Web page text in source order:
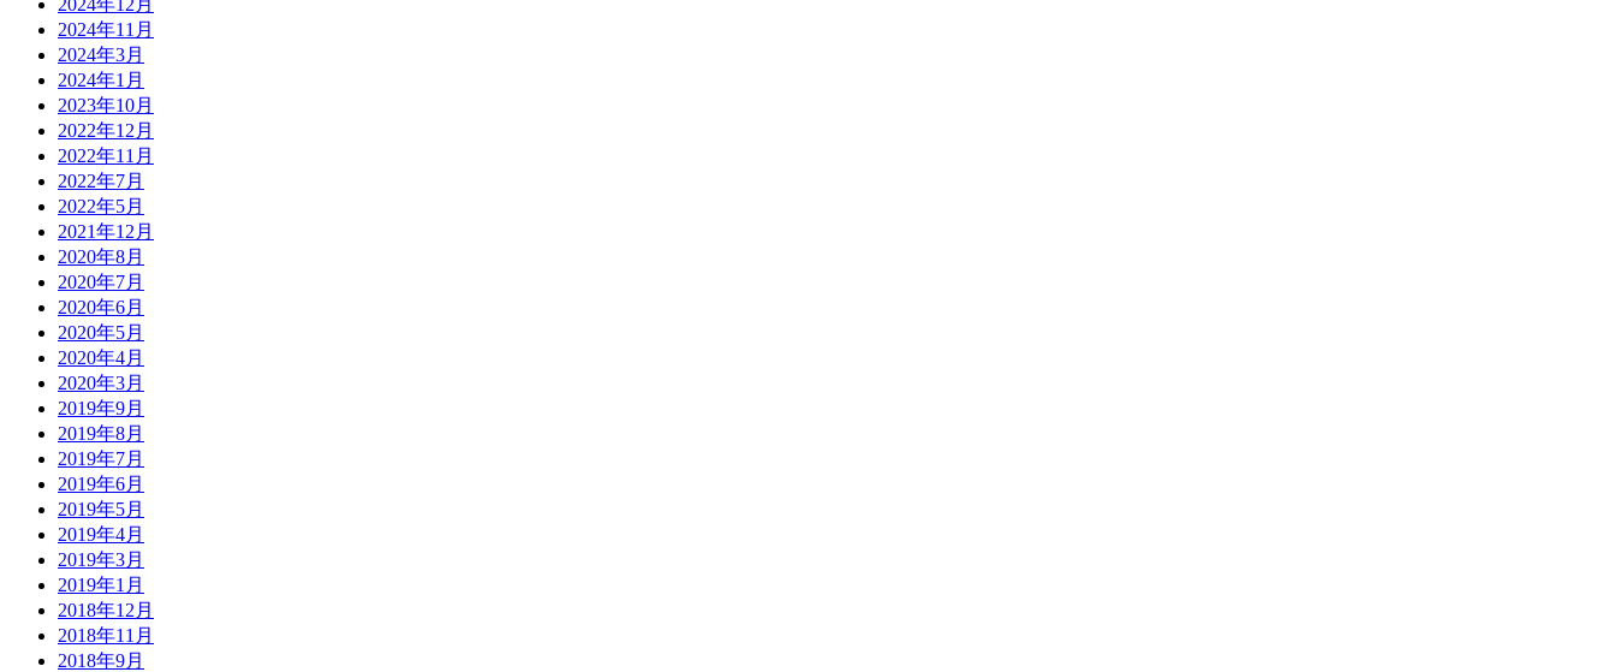
2024年11月
2024年3月
2024年1月
2023年10月
2022年12月
2022年11月
2022年7月
2022年5月
2021年12月
2020年8月
2020年7月
2020年6月
2020年5月
2020年4月
2020年3月
2019年9月
2019年8月
2019年7月
2019年6月
2019年5月
2019年4月
2019年3月
2019年1月
2018年12月
2018年11月
2018年9月